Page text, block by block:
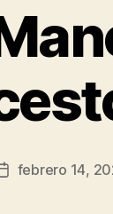
Fecha
febrero 14,